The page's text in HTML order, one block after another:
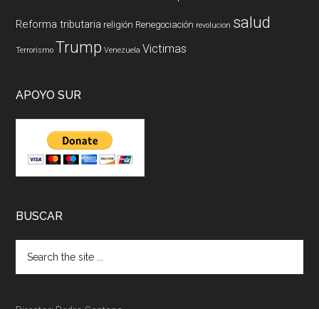
Reforma tributaria religión Renegociación revolucion salud
Terrorismo Trump Venezuela Victimas
APOYO SUR
BUSCAR